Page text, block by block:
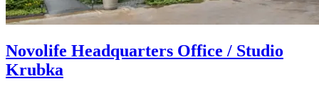
Novolife Headquarters Office / Studio
Krubka